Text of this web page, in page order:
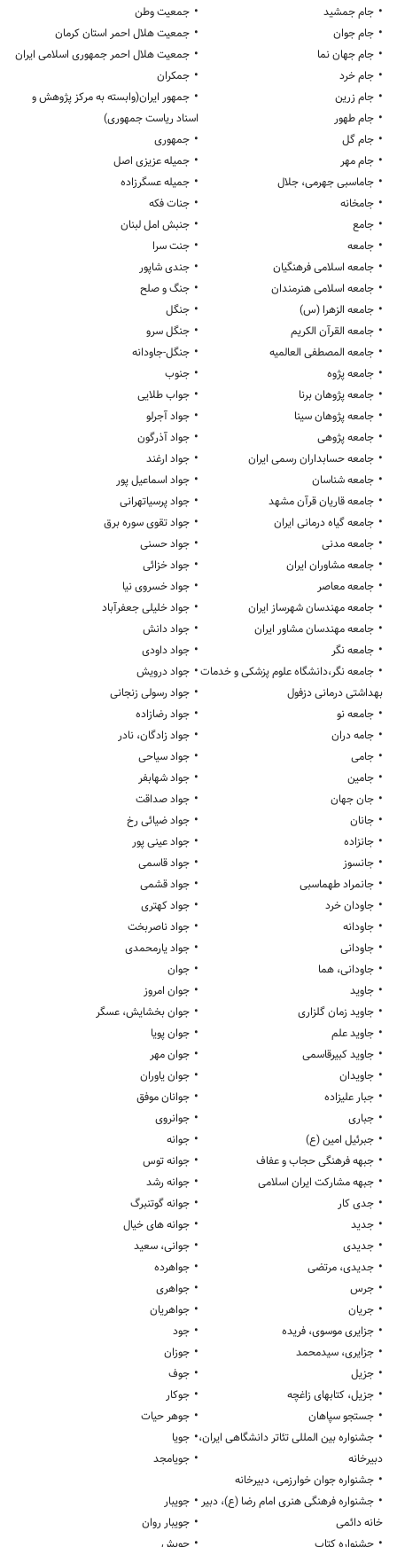
• جام جمشید
• جام جوان
• جام جهان نما
• جام خرد
• جام زرین
• جام طهور
• جام گل
• جام مهر
• جاماسبی جهرمی، جلال
• جامخانه
• جامع
• جامعه
• جامعه اسلامی فرهنگیان
• جامعه اسلامی هنرمندان
• جامعه الزهرا (س)
• جامعه القرآن الکریم
• جامعه المصطفی العالمیه
• جامعه پژوه
• جامعه پژوهان برنا
• جامعه پژوهان سینا
• جامعه پژوهی
• جامعه حسابداران رسمی ایران
• جامعه شناسان
• جامعه قاریان قرآن مشهد
• جامعه گیاه درمانی ایران
• جامعه مدنی
• جامعه مشاوران ایران
• جامعه معاصر
• جامعه مهندسان شهرساز ایران
• جامعه مهندسان مشاور ایران
• جامعه نگر
• جامعه نگر،دانشگاه علوم پزشکی و خدمات
بهداشتی درمانی دزفول
• جامعه نو
• جامه دران
• جامی
• جامین
• جان جهان
• جانان
• جانزاده
• جانسوز
• جانمراد طهماسبی
• جاودان خرد
• جاودانه
• جاودانی
• جاودانی، هما
• جاوید
• جاوید زمان گلزاری
• جاوید علم
• جاوید کبیرقاسمی
• جاویدان
• جبار علیزاده
• جباری
• جبرئیل امین (ع)
• جبهه فرهنگی حجاب و عفاف
• جبهه مشارکت ایران اسلامی
• جدی کار
• جدید
• جدیدی
• جدیدی، مرتضی
• جرس
• جریان
• جزایری موسوی، فریده
• جزایری، سیدمحمد
• جزیل
• جزیل، کتابهای زاغچه
• جستجو سپاهان
• جشنواره بین المللی تئاتر دانشگاهی ایران،
دبیرخانه
• جشنواره جوان خوارزمی، دبیرخانه
• جشنواره فرهنگی هنری امام رضا (ع)، دبیر
خانه دائمی
جشنواره کتاب
• جمعیت وطن
• جمعیت هلال احمر استان کرمان
• جمعیت هلال احمر جمهوری اسلامی ایران
• جمکران
• جمهور ایران(وابسته به مرکز پژوهش و
اسناد ریاست جمهوری)
• جمهوری
• جمیله عزیزی اصل
• جمیله عسگرزاده
• جنات فکه
• جنبش امل لبنان
• جنت سرا
• جندی شاپور
• جنگ و صلح
• جنگل
• جنگل سرو
• جنگل-جاودانه
• جنوب
• جواب طلایی
• جواد آجرلو
• جواد آذرگون
• جواد ارغند
• جواد اسماعیل پور
• جواد پرسیاتهرانی
• جواد تقوی سوره برق
• جواد حسنی
• جواد خزائی
• جواد خسروی نیا
• جواد خلیلی جعفرآباد
• جواد دانش
• جواد داودی
• جواد درویش
• جواد رسولی زنجانی
• جواد رضازاده
• جواد زادگان، نادر
• جواد سیاحی
• جواد شهابفر
• جواد صداقت
• جواد ضیائی رخ
• جواد عینی پور
• جواد قاسمی
• جواد قشمی
• جواد کهتری
• جواد ناصربخت
• جواد یارمحمدی
• جوان
• جوان امروز
• جوان بخشایش، عسگر
• جوان پویا
• جوان مهر
• جوان یاوران
• جوانان موفق
• جوانروی
• جوانه
• جوانه توس
• جوانه رشد
• جوانه گوتنبرگ
• جوانه های خیال
• جوانی، سعید
• جواهرده
• جواهری
• جواهریان
• جود
• جوزان
• جوف
• جوکار
• جوهر حیات
• جویا
• جویامجد
• جویبار
• جویبار روان
جویش